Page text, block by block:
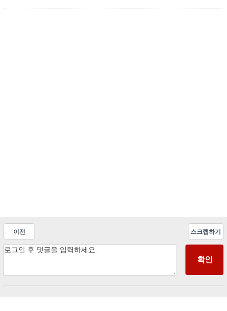
이전 스크랩하기